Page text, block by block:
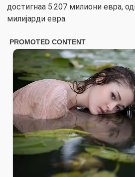
достигнаа 5.207 милиони евра,
милијарди евра.